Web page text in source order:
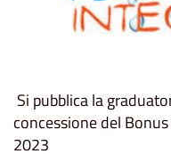
Si pubblica la
concessione del
2023